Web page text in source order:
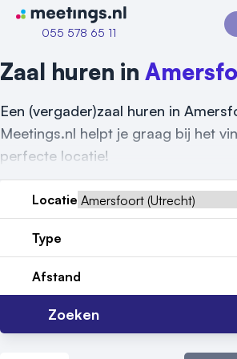
Naar home van Meetings
055 578 65 11
Zaal huren in
Een (vergader)zaal huren in
Meetings.nl helpt je graag bij het
perfecte locatie!
Locatie
Type
Afstand
Zoeken